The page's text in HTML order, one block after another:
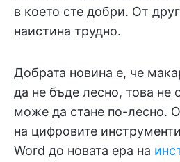
в което сте добри. От
наистина трудно.
Добрата новина е, че
да не бъде лесно, това не
може да стане по-лесно.
на цифровите
Word до новата ера на